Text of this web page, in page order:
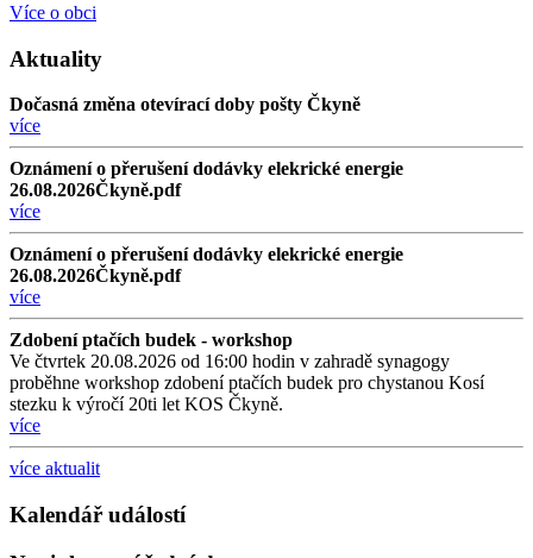
Více o obci
Aktuality
Dočasná změna otevírací doby pošty Čkyně
více
Oznámení o přerušení dodávky elekrické energie
26.08.2026Čkyně.pdf
více
Oznámení o přerušení dodávky elekrické energie
26.08.2026Čkyně.pdf
více
Zdobení ptačích budek - workshop
Ve čtvrtek 20.08.2026 od 16:00 hodin v zahradě synagogy
proběhne workshop zdobení ptačích budek pro chystanou Kosí
stezku k výročí 20ti let KOS Čkyně.
více
více aktualit
Kalendář událostí